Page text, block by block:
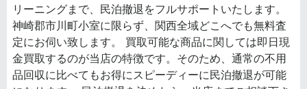
リーニングまで、民泊撤退をフルサポートいたします。
神崎郡市川町小室に限らず、関西全域どこへでも無料査
定にお伺い致します。 買取可能な商品に関しては即日現
金買取するのが当店の特徴です。そのため、通常の不用
品回収に比べてもお得にスピーディーに民泊撤退が可能